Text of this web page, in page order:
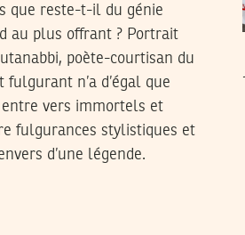
que reste-t-il du génie
au plus offrant ? Portrait
poète-courtisan du
n’a d’égal que
entre vers immortels et
fulgurances stylistiques et
d’une légende.